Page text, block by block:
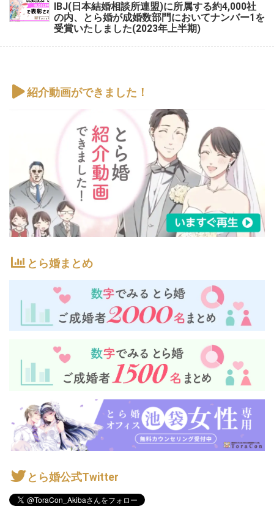
IBJ(日本結婚相談所連盟)に所属する約4,000社
の内、とら婚が成婚数部門においてナンバー1を
受賞いたしました(2023年上半期)
紹介動画ができました！
とら婚まとめ
とら婚公式Twitter